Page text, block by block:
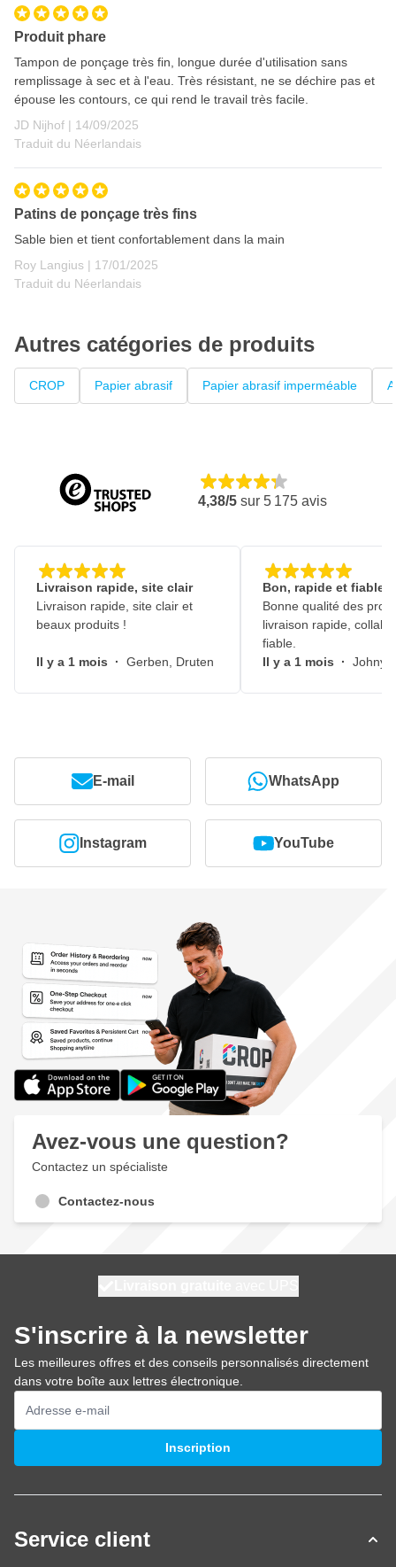
Produit phare
Tampon de ponçage très fin, longue durée d'utilisation sans
remplissage à sec et à l'eau. Très résistant, ne se déchire pas et
épouse les contours, ce qui rend le travail très facile.
JD Nijhof | 14 septembre 2025
14/09/2025
Traduit du Néerlandais
Patins de ponçage très fins
Sable bien et tient confortablement dans la main
Roy Langius | 17 janvier 2025
17/01/2025
Traduit du Néerlandais
Autres catégories de produits
CROP Papier abrasif Papier abrasif imperméable
4,38/5 sur 5 175 avis
Livraison rapide, site clair
Livraison rapide, site clair et
beaux produits !
Il y a 1 mois · Gerben, Druten
Bon, rapide et fiable
Bonne qualité des
livraison rapide,
fiable.
Il y a 1 mois · Johny,
E-mail WhatsApp
Instagram YouTube
Avez-vous une question?
Contactez un spécialiste
Contactez-nous
S'inscrire à la newsletter
Les meilleures offres et des conseils personnalisés directement
dans votre boîte aux lettres électronique.
Adresse mail
Inscription
Service client